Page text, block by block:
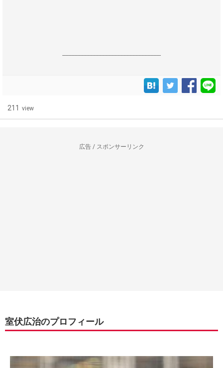
------------------------------------------------------------------
211 view
広告 / スポンサーリンク
室伏広治のプロフィール